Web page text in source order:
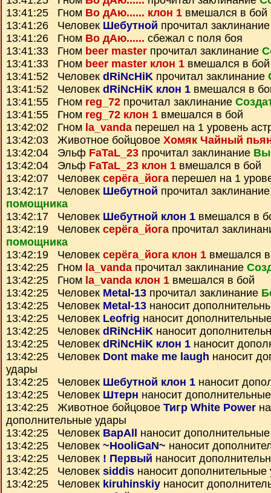
13:41:25 Гном Во дАю...... клон 1 вмешался в бой
13:41:26 Человек Шебутной прочитал
13:41:26 Гном Во дАю...... сбежал с поля боя
13:41:33 Гном beer master прочитал заклинание
13:41:33 Гном beer master клон 1 вмешался в бой
13:41:52 Человек dRiNcHiK прочитал заклинание
13:41:52 Человек dRiNcHiK клон 1 вмешался в
13:41:55 Гном reg_72 прочитал заклинание
13:41:55 Гном reg_72 клон 1 вмешался в бой
13:42:02 Гном la_vandaперешел на 1 уровень
13:42:03 Животное бойцовое Хомяк Чайный
13:42:04 Эльф FaTaL_23 прочитал заклинание
13:42:04 Эльф FaTaL_23 клон 1 вмешался в бой
13:42:07 Человек серёга_йога перешел на 1
13:42:17 Человек Шебутной прочитал
помощника
13:42:17 Человек Шебутной клон 1 вмешался в
13:42:19 Человек серёга_йогапрочитал
помощника
13:42:19 Человек серёга_йога клон 1 вмешался
13:42:25 Гном la_vandaпрочитал заклинание
13:42:25 Гном la_vanda клон 1 вмешался в бой
13:42:25 Человек Metal-13 прочитал заклинание
13:42:25 Человек Metal-13 наносит
13:42:25 Человек Leofrig наносит
13:42:25 Человек dRiNcHiK наносит
13:42:25 Человек dRiNcHiK клон 1 наносит
13:42:25 Человек Dont make me laugh наносит
удары
13:42:25 Человек Шебутной клон 1 наносит
13:42:25 Человек Штерн наносит
13:42:25 Животное бойцовое Тигр White Power
дополнительные удары
13:42:25 Человек BapAll
наносит
13:42:25 Человек ~HooliGaN~ наносит
13:42:25 Человек ! Первый наносит
13:42:25 Человек siddis наносит дополнительные
13:42:25 Человек kiruhinskiy наносит